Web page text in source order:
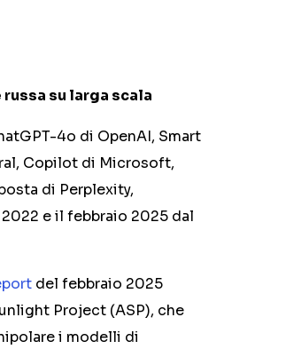
su larga scala
4o di OpenAI, Smart
Copilot di Microsoft,
di Perplexity,
e il febbraio 2025 dal
del febbraio 2025
Project (ASP), che
i modelli di